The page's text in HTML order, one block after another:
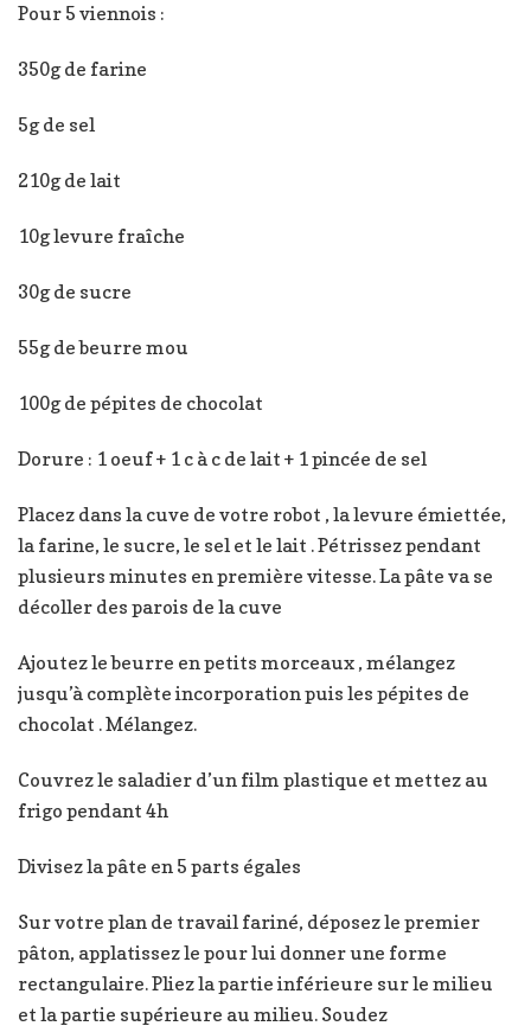
Pour 5 viennois :
350g de farine
5g de sel
210g de lait
10g levure fraîche
30g de sucre
55g de beurre mou
100g de pépites de chocolat
Dorure : 1 oeuf + 1 c à c de lait + 1 pincée de sel
Placez dans la cuve de votre robot , la levure émiettée,
la farine, le sucre, le sel et le lait . Pétrissez pendant
plusieurs minutes en première vitesse. La pâte va se
décoller des parois de la cuve
Ajoutez le beurre en petits morceaux , mélangez
jusqu’à complète incorporation puis les pépites de
chocolat . Mélangez.
Couvrez le saladier d’un film plastique et mettez au
frigo pendant 4h
Divisez la pâte en 5 parts égales
Sur votre plan de travail fariné, déposez le premier
pâton, applatissez le pour lui donner une forme
rectangulaire. Pliez la partie inférieure sur le milieu
et la partie supérieure au milieu. Soudez